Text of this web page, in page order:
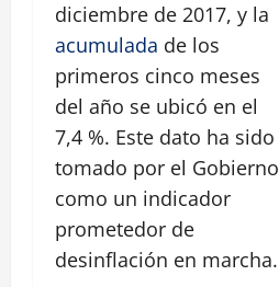
diciembre de 2017, y la
acumulada de los
primeros cinco meses
del año se ubicó en el
7,4 %. Este dato ha sido
tomado por el Gobierno
como un indicador
prometedor de
desinflación en marcha.